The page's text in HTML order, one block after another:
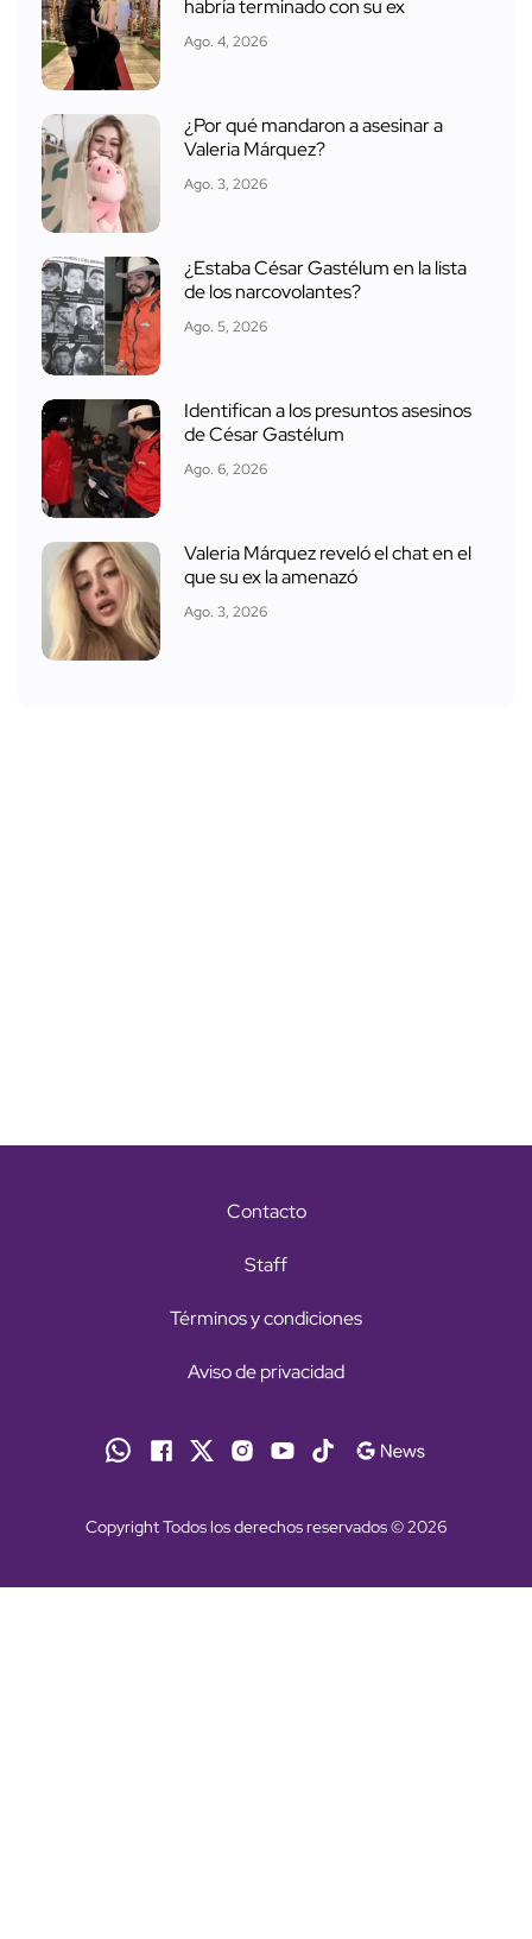
habría terminado con su ex
Ago. 4, 2026
¿Por qué mandaron a asesinar a
Valeria Márquez?
Ago. 3, 2026
¿Estaba César Gastélum en la lista
de los narcovolantes?
Ago. 5, 2026
Identifican a los presuntos asesinos
de César Gastélum
Ago. 6, 2026
Valeria Márquez reveló el chat en el
que su ex la amenazó
Ago. 3, 2026
Contacto
Staff
Términos y condiciones
Aviso de privacidad
Copyright Todos los derechos reservados © 2026